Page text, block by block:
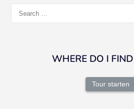
for:
WHERE DO I
Tour starten